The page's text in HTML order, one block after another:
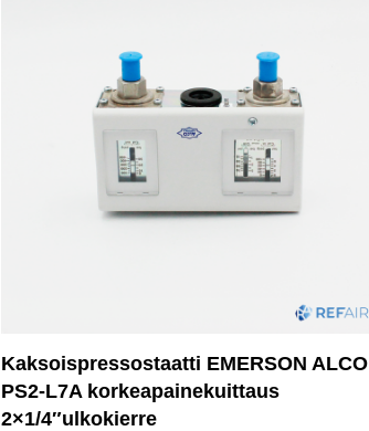
Kaksoispressostaatti EMERSON ALCO
PS2-L7A korkeapainekuittaus
2×1/4″ulkokierre